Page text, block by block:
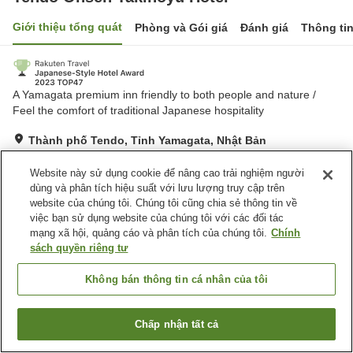
Giới thiệu tổng quát Phòng và Gói giá Đánh giá Thông
A Yamagata premium inn friendly to both people and nature /
Feel the comfort of traditional Japanese hospitality
Thành phố Tendo, Tỉnh Yamagata, Nhật Bản
Tuyệt vời Đánh giá: 107 lượt
Tiện nghi chỗ nghỉ
Bãi đỗ xe
Nhà hàng
Phòng ăn riêng
Trang chủ Nhật Bản Tỉnh Yamagata
Thành phố Tendo
Tendo Onsen Takinoyu HotelTìm phòng trống
Website này sử dụng cookie để nâng cao trải nghiệm người
dùng và phân tích hiệu suất với lưu lượng truy cập trên
website của chúng tôi. Chúng tôi cũng chia sẻ thông tin về
việc bạn sử dụng website của chúng tôi với các đối tác
mạng xã hội, quảng cáo và phân tích của chúng tôi. Chính
sách quyền riêng tư
Không bán thông tin cá nhân của tôi
Chấp nhận tất cả